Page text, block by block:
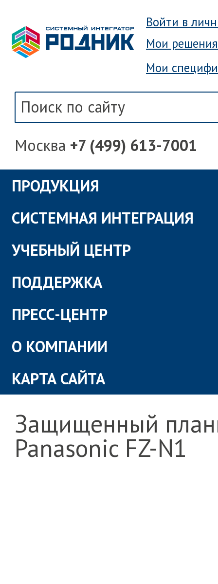
Войти в
Мои решения
Мои
Москва +7 (499) 613-7001
ПРОДУКЦИЯ
СИСТЕМНАЯ ИНТЕГРАЦИЯ
УЧЕБНЫЙ ЦЕНТР
ПОДДЕРЖКА
ПРЕСС-ЦЕНТР
О КОМПАНИИ
КАРТА САЙТА
Защищенный
Panasonic FZ-N1